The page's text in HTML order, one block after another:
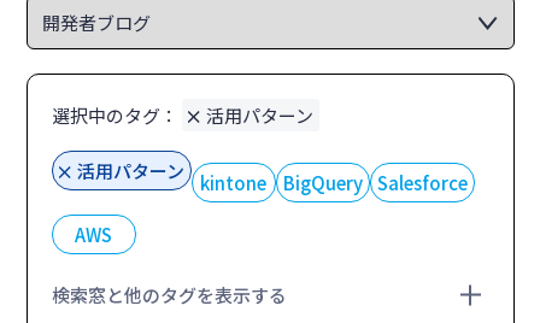
選択中のタグ： 活用パターン
活用パターン kintone BigQuery Salesforce
AWS
検索窓と他のタグを表示する